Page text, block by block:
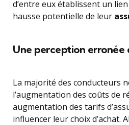
d’entre eux établissent un
hausse potentielle de leur
Une perception erronée
La majorité des conducteurs
l’augmentation des coûts de
augmentation des tarifs
influencer leur choix d’achat.